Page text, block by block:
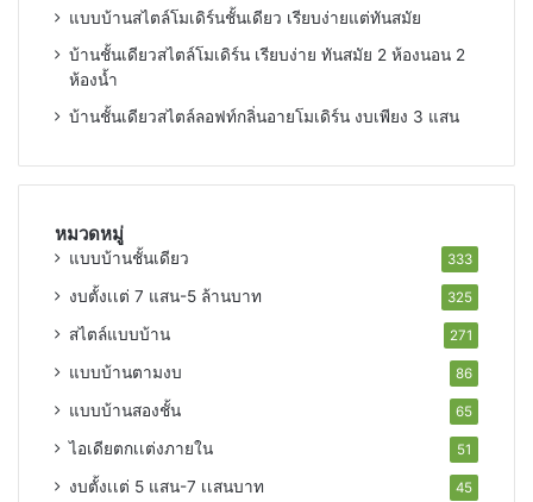
แบบบ้านสไตล์โมเดิร์นชั้นเดียว เรียบง่ายแต่ทันสมัย
บ้านชั้นเดียวสไตล์โมเดิร์น เรียบง่าย ทันสมัย 2 ห้องนอน 2
ห้องน้ำ
บ้านชั้นเดียวสไตล์ลอฟท์กลิ่นอายโมเดิร์น งบเพียง 3 แสน
หมวดหมู่
แบบบ้านชั้นเดียว 333
งบตั้งเเต่ 7 แสน-5 ล้านบาท 325
สไตล์แบบบ้าน 271
แบบบ้านตามงบ 86
แบบบ้านสองชั้น 65
ไอเดียตกเเต่งภายใน 51
งบตั้งเเต่ 5 แสน-7 เเสนบาท 45